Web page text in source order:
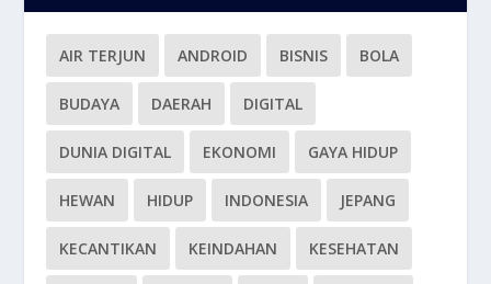
AIR TERJUN ANDROID BISNIS BOLA
BUDAYA DAERAH DIGITAL
DUNIA DIGITAL EKONOMI GAYA HIDUP
HEWAN HIDUP INDONESIA JEPANG
KECANTIKAN KEINDAHAN KESEHATAN